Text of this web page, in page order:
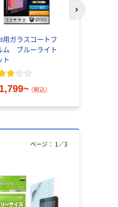
用ガラスコートフ
ム ブルーライト
ト
（税込）
次のスライド
ページ： 1 ／3